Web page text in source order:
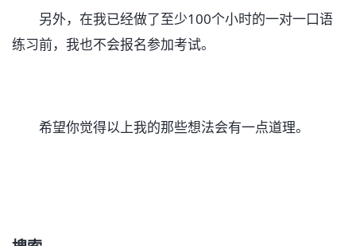
另外，在我已经做了至少100个小时的一对一口语
练习前，我也不会报名参加考试。
希望你觉得以上我的那些想法会有一点道理。